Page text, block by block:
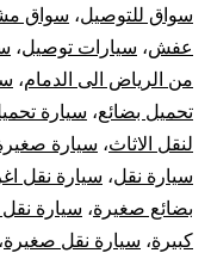
سواق للتوصيل، سواق
عفش، سيارات توصيل،
من الرياض الى الدمام،
تحميل بضائع، سيارة
لنقل الاثاث، سيارة
سيارة نقل، سيارة نقل
بضائع صغيرة، سيارة
كبيرة، سيارة نقل صغيرة،